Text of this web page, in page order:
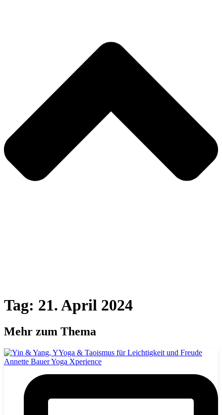
Tag: 21. April 2024
Mehr zum Thema